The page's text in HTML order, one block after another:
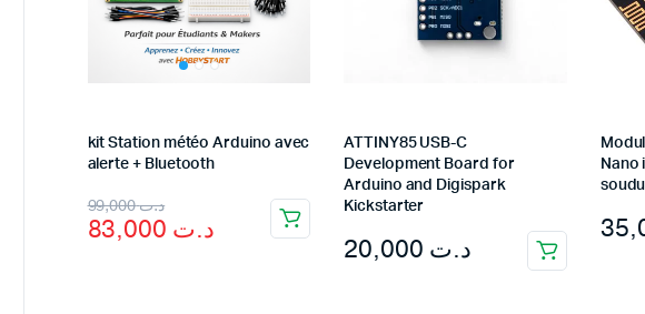
kit Station météo Arduino avec
alerte + Bluetooth
د.ت99,000
Original
price
د.ت
Current
price
ATTINY85 USB-C
Development Board for
Arduino and Digispark
Kickstarter
د.ت
Nano